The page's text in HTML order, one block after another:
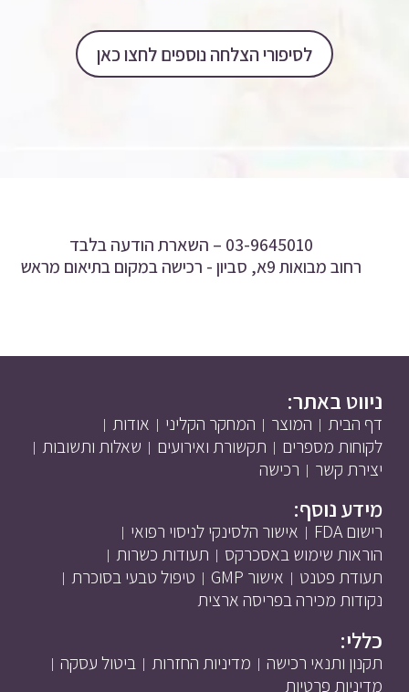
לסיפורי הצלחה נוספים לחצו כאן
03-9645010 –
השארת הודעה בלבד
רחוב מבואות 9א, סביון - רכישה במקום בתיאום מראש
ניווט באתר:
דף הבית המוצר המחקר הקליני
אודות
לקוחות מספרים
תקשורת ואירועים
שאלות ותשובות
יצירת קשר
רכישה
מידע נוסף:
רישום FDA
אישור הלסינקי לניסוי רפואי
הוראות שימוש באסכרקס
תעודות כשרות
תעודת פטנט
אישור GMP
טיפול טבעי בסוכרת
נקודות מכירה בפריסה ארצית
כללי:
תקנון ותנאי רכישה מדיניות החזרות
ביטול עסקה
מדיניות פרטיות